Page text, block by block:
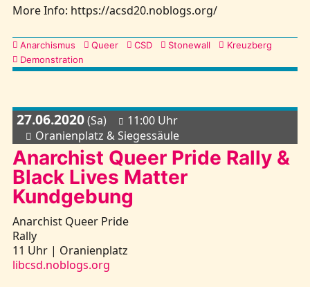
More Info: https://acsd20.noblogs.org/
Kategorien
Anarchismus Queer CSD Stonewall
Kreuzberg
Demonstration
27.06.2020(Sa)
11:00 Uhr
Oranienplatz & Siegessäule
Anarchist Queer Pride Rally &
Black Lives Matter
Kundgebung
Anarchist Queer Pride
Rally
11 Uhr | Oranienplatz
libcsd.noblogs.org